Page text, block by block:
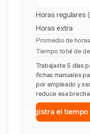
Horas regulares
Horas extra
Promedio de
Tiempo total de
Trabajaste 5 días
fichas manuales
por empleado y
reduce esa
Registra el